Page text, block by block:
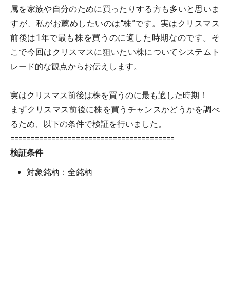
属を家族や自分のために買ったりする方も多いと思いま
すが、私がお薦めしたいのは“株”です。実はクリスマス
前後は1年で最も株を買うのに適した時期なのです。そ
こで今回はクリスマスに狙いたい株についてシステムト
レード的な観点からお伝えします。
実はクリスマス前後は株を買うのに最も適した時期！
まずクリスマス前後に株を買うチャンスかどうかを調べ
るため、以下の条件で検証を行いました。
========================================
検証条件
対象銘柄：全銘柄